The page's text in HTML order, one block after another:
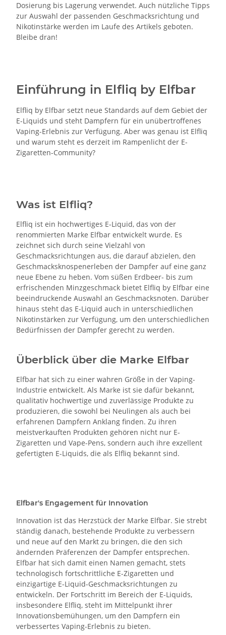
Dosierung bis Lagerung verwendet. Auch nützliche Tipps
zur Auswahl der passenden Geschmacksrichtung und
Nikotinstärke werden im Laufe des Artikels geboten.
Bleibe dran!
Einführung in Elfliq by Elfbar
Elfliq by Elfbar setzt neue Standards auf dem Gebiet der
E-Liquids und steht Dampfern für ein unübertroffenes
Vaping-Erlebnis zur Verfügung. Aber was genau ist Elfliq
und warum steht es derzeit im Rampenlicht der E-
Zigaretten-Community?
Was ist Elfliq?
Elfliq ist ein hochwertiges E-Liquid, das von der
renommierten Marke Elfbar entwickelt wurde. Es
zeichnet sich durch seine Vielzahl von
Geschmacksrichtungen aus, die darauf abzielen, den
Geschmacksknospenerleben der Dampfer auf eine ganz
neue Ebene zu heben. Vom süßen Erdbeer- bis zum
erfrischenden Minzgeschmack bietet Elfliq by Elfbar eine
beeindruckende Auswahl an Geschmacksnoten. Darüber
hinaus steht das E-Liquid auch in unterschiedlichen
Nikotinstärken zur Verfügung, um den unterschiedlichen
Bedürfnissen der Dampfer gerecht zu werden.
Überblick über die Marke Elfbar
Elfbar hat sich zu einer wahren Größe in der Vaping-
Industrie entwickelt. Als Marke ist sie dafür bekannt,
qualitativ hochwertige und zuverlässige Produkte zu
produzieren, die sowohl bei Neulingen als auch bei
erfahrenen Dampfern Anklang finden. Zu ihren
meistverkauften Produkten gehören nicht nur E-
Zigaretten und Vape-Pens, sondern auch ihre exzellent
gefertigten E-Liquids, die als Elfliq bekannt sind.
Elfbar's Engagement für Innovation
Innovation ist das Herzstück der Marke Elfbar. Sie strebt
ständig danach, bestehende Produkte zu verbessern
und neue auf den Markt zu bringen, die den sich
ändernden Präferenzen der Dampfer entsprechen.
Elfbar hat sich damit einen Namen gemacht, stets
technologisch fortschrittliche E-Zigaretten und
einzigartige E-Liquid-Geschmacksrichtungen zu
entwickeln. Der Fortschritt im Bereich der E-Liquids,
insbesondere Elfliq, steht im Mittelpunkt ihrer
Innovationsbemühungen, um den Dampfern ein
verbessertes Vaping-Erlebnis zu bieten.